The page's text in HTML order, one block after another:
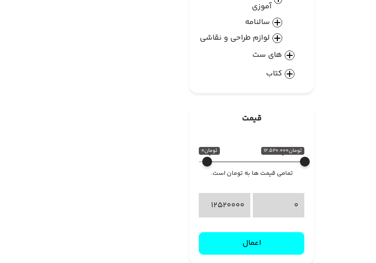
آموزی
سالنامه
لوازم طراحی و نقاشی
های ست
کتاب
قیمت
تومان0 تومان12.520.000
تمامی قیمت ها به تومان است.
اعمال